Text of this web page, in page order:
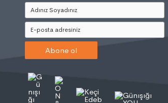
Abone ol